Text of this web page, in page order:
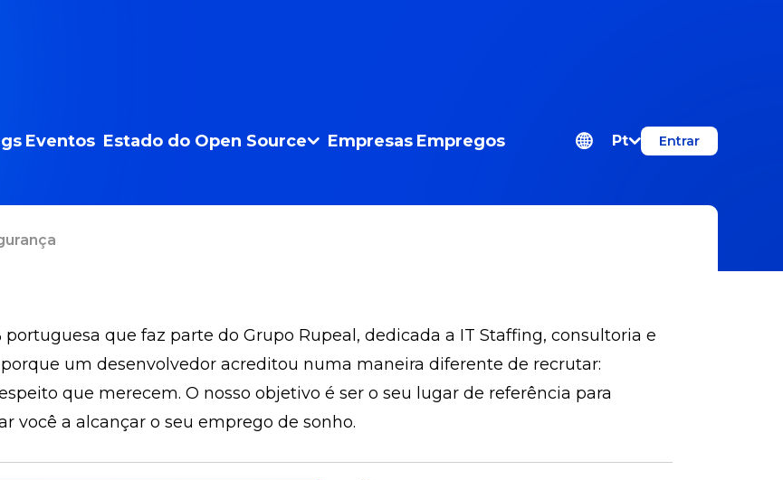
Eventos Estado do Open Source Empresas Empregos Pt Entrar
portuguesa que faz parte do Grupo Rupeal, dedicada a IT Staffing, consultoria e
um desenvolvedor acreditou numa maneira diferente de recrutar:
que merecem. O nosso objetivo é ser o seu lugar de referência para
você a alcançar o seu emprego de sonho.